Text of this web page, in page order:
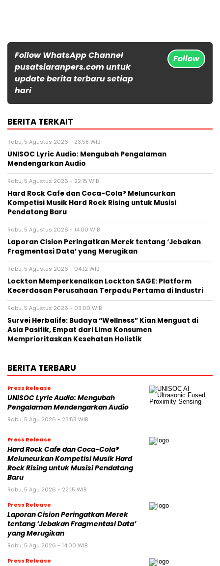
Follow WhatsApp Channel
pusatsiaranpers.com untuk
update berita terbaru setiap
hari
Follow
BERITA TERKAIT
Rabu, 5 Agustus 2026 - 23:58 WIB
UNISOC Lyric Audio: Mengubah Pengalaman
Mendengarkan Audio
Rabu, 5 Agustus 2026 - 22:15 WIB
Hard Rock Cafe dan Coca-Cola® Meluncurkan
Kompetisi Musik Hard Rock Rising untuk Musisi
Pendatang Baru
Rabu, 5 Agustus 2026 - 14:00 WIB
Laporan Cision Peringatkan Merek tentang ‘Jebakan
Fragmentasi Data’ yang Merugikan
Rabu, 5 Agustus 2026 - 04:12 WIB
Lockton Memperkenalkan Lockton SAGE: Platform
Kecerdasan Perusahaan Terpadu Pertama di Industri
Rabu, 5 Agustus 2026 - 03:00 WIB
Survei Herbalife: Budaya “Wellness” Kian Menguat di
Asia Pasifik, Empat dari Lima Konsumen
Memprioritaskan Kesehatan Holistik
BERITA TERBARU
Press Release
UNISOC Lyric Audio: Mengubah
Pengalaman Mendengarkan Audio
Rabu, 5 Agu 2026 - 23:58 WIB
Press Release
Hard Rock Cafe dan Coca-Cola®
Meluncurkan Kompetisi Musik Hard
Rock Rising untuk Musisi Pendatang
Baru
Rabu, 5 Agu 2026 - 22:15 WIB
Press Release
Laporan Cision Peringatkan Merek
tentang ‘Jebakan Fragmentasi Data’
yang Merugikan
Rabu, 5 Agu 2026 - 14:00 WIB
Press Release